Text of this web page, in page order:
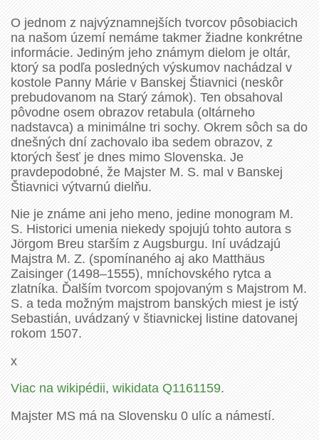
O jednom z najvýznamnejších tvorcov pôsobiacich
na našom území nemáme takmer žiadne konkrétne
informácie. Jediným jeho známym dielom je oltár,
ktorý sa podľa posledných výskumov nachádzal v
kostole Panny Márie v Banskej Štiavnici (neskôr
prebudovanom na Starý zámok). Ten obsahoval
pôvodne osem obrazov retabula (oltárneho
nadstavca) a minimálne tri sochy. Okrem sôch sa do
dnešných dní zachovalo iba sedem obrazov, z
ktorých šesť je dnes mimo Slovenska. Je
pravdepodobné, že Majster M. S. mal v Banskej
Štiavnici výtvarnú dielňu.
Nie je známe ani jeho meno, jedine monogram M.
S. Historici umenia niekedy spojujú tohto autora s
Jörgom Breu starším z Augsburgu. Iní uvádzajú
Majstra M. Z. (spomínaného aj ako Matthäus
Zaisinger (1498–1555), mníchovského rytca a
zlatníka. Ďalším tvorcom spojovaným s Majstrom M.
S. a teda možným majstrom banských miest je istý
Sebastián, uvádzaný v štiavnickej listine datovanej
rokom 1507.
x
Viac na wikipédii,wikidata Q1161159.
Majster MS má na Slovensku 0 ulíc a námestí.